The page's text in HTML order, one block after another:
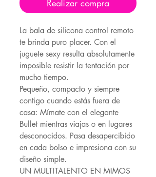
Realizar compra
La bala de silicona control remoto
te brinda puro placer. Con el
juguete sexy resulta absolutamente
imposible resistir la tentación por
mucho tiempo.
Pequeño, compacto y siempre
contigo cuando estás fuera de
casa: Mímate con el elegante
Bullet mientras viajas o en lugares
desconocidos. Pasa desapercibido
en cada bolso e impresiona con su
diseño simple.
UN MULTITALENTO EN MIMOS